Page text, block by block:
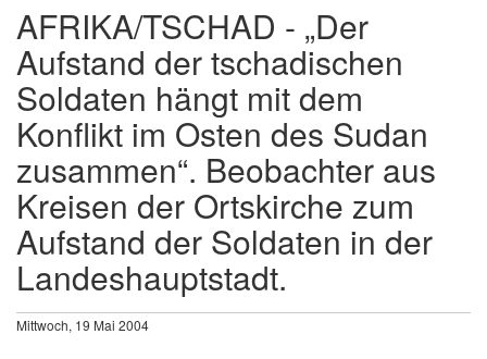
AFRIKA/TSCHAD - „Der
Aufstand der tschadischen
Soldaten hängt mit dem
Konflikt im Osten des Sudan
zusammen“. Beobachter aus
Kreisen der Ortskirche zum
Aufstand der Soldaten in der
Landeshauptstadt.
Mittwoch, 19 Mai 2004